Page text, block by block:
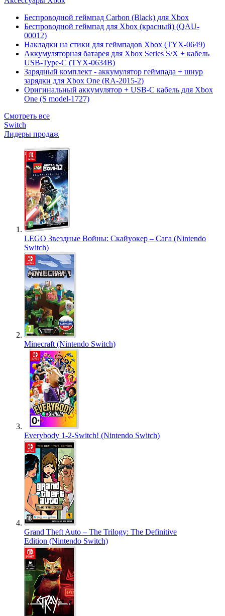
Беспроводной геймпад Carbon (Black) для Xbox
Беспроводной геймпад для Xbox (красный) (QAU-
00012)
Накладки на стики для геймпадов Xbox (TYX-0649)
Аккумуляторная батарея для Xbox Series S/X + кабель
USB-Type-C (TYX-0634B)
Зарядный комплект - аккумулятор геймпада + шнур
зарядки для Xbox One (RA-2015-2)
Оригинальный аккумулятор + USB-C кабель для Xbox
One (S model-1727)
Смотреть все
Switch
Лидеры продаж
LEGO Звездные Войны: Скайуокер – Сага (Nintendo
Switch)
Minecraft (Nintendo Switch)
Everybody 1-2-Switch! (Nintendo Switch)
Grand Theft Auto – The Trilogy: The Definitive
Edition (Nintendo Switch)